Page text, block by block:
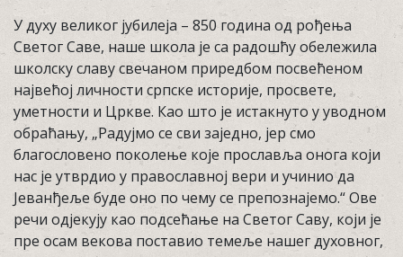
У духу великог јубилеја – 850 година од рођења
Светог Саве, наше школа је са радошћу обележила
школску славу свечаном приредбом посвећеном
највећој личности српске историје, просвете,
уметности и Цркве. Као што је истакнуто у уводном
обраћању, „Радујмо се сви заједно, јер смо
благословено поколење које прославља онога који
нас је утврдио у православној вери и учинио да
Јеванђеље буде оно по чему се препознајемо.“ Ове
речи одјекују као подсећање на Светог Саву, који је
пре осам векова поставио темеље нашег духовног,